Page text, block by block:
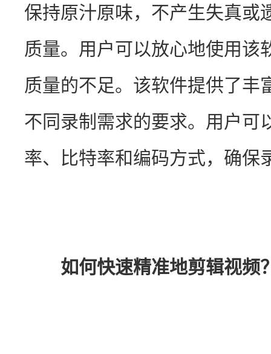
保持原汁原味，不产生失真或
质量。用户可以放心地使用该
质量的不足。该软件提供了丰
不同录制需求的要求。用户可
率、比特率和编码方式，确保
如何快速精准地剪辑视频